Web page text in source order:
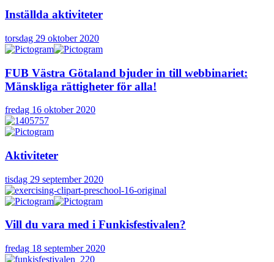
Inställda aktiviteter
torsdag 29 oktober 2020
FUB Västra Götaland bjuder in till webbinariet:
Mänskliga rättigheter för alla!
fredag 16 oktober 2020
Aktiviteter
tisdag 29 september 2020
Vill du vara med i Funkisfestivalen?
fredag 18 september 2020